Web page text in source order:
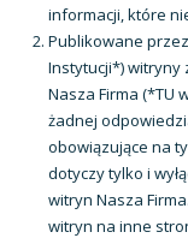
informacji, które
Publikowane
Instytucji*) witryny
Nasza Firma (*TU
żadnej
obowiązujące na
dotyczy tylko i
witryn Nasza
witryn na inne